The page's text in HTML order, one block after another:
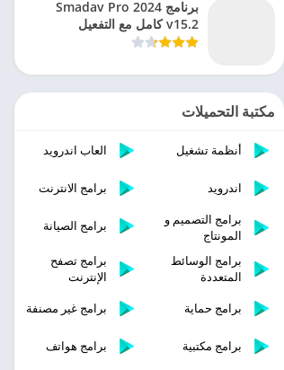
برنامج Smadav Pro 2024
v15.2 كامل مع التفعيل
مكتبة التحميلات
أنظمة تشغيل العاب اندرويد
اندرويد
برامج الانترنت
برامج التصميم و
المونتاج
برامج الصيانة
برامج الوسائط
المتعددة
برامج تصفح
الإنترنت
برامج حماية
برامج غير مصنفة
برامج مكتبية برامج هواتف